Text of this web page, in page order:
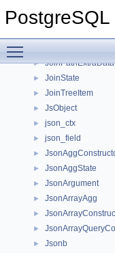
► JoinExpr
► JoinPathExtraData
► JoinState
► JoinTreeItem
► JsObject
► json_ctx
► json_field
►
► JsonAggState
► JsonArgument
► JsonArrayAgg
►
►
► Jsonb